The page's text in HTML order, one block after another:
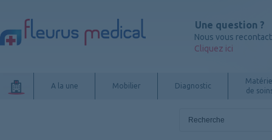
Une question ?
Nous vous
Cliquez ici
A la une Mobilier Diagnostic
de